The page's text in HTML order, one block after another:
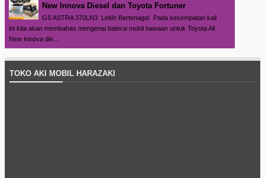
New Innova Diesel dan Toyota Fortuner
GS ASTRA 370LN3 Lebih Bertenaga! Pada kesempatan kali
ini kita akan membahas mengenai baterai mobil bawaan untuk Toyota All
New Innova die...
TOKO AKI MOBIL HARAZAKI